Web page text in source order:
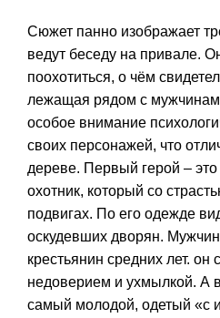
Сюжет панно изображает
ведут беседу на привале.
поохотиться, о чём
лежащая рядом с
особое внимание
своих персонажей, что
дереве. Первый герой –
охотник, который со
подвигах. По его одежде
оскудевших дворян.
крестьянин средних лет. он
недоверием и ухмылкой. А
самый молодой, одетый «с